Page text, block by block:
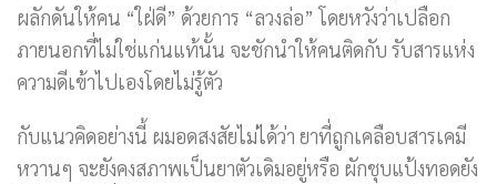
ผลักดันให้คน “ใฝ่ดี” ด้วยการ “ลวงล่อ” โดยหวังว่าเปลือก
ภายนอกที่ไม่ใช่แก่นแท้นั้น จะชักนำให้คนติดกับ รับสารแห่ง
ความดีเข้าไปเองโดยไม่รู้ตัว
กับแนวคิดอย่างนี้ ผมอดสงสัยไม่ได้ว่า ยาที่ถูกเคลือบสารเคมี
หวานๆ จะยังคงสภาพเป็นยาตัวเดิมอยู่หรือ ผักชุบแป้งทอดยัง